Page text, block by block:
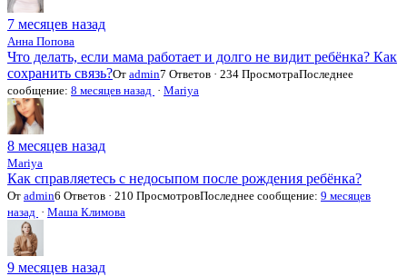
7 месяцев назад
Анна Попова
Что делать, если мама работает и долго не видит ребёнка? Как
сохранить связь?От admin7 Ответов · 234 ПросмотраПоследнее
сообщение: 8 месяцев назад · Mariya
8 месяцев назад
Mariya
Как справляетесь с недосыпом после рождения ребёнка?
От admin6 Ответов · 210 ПросмотровПоследнее сообщение: 9 месяцев
назад · Маша Климова
9 месяцев назад